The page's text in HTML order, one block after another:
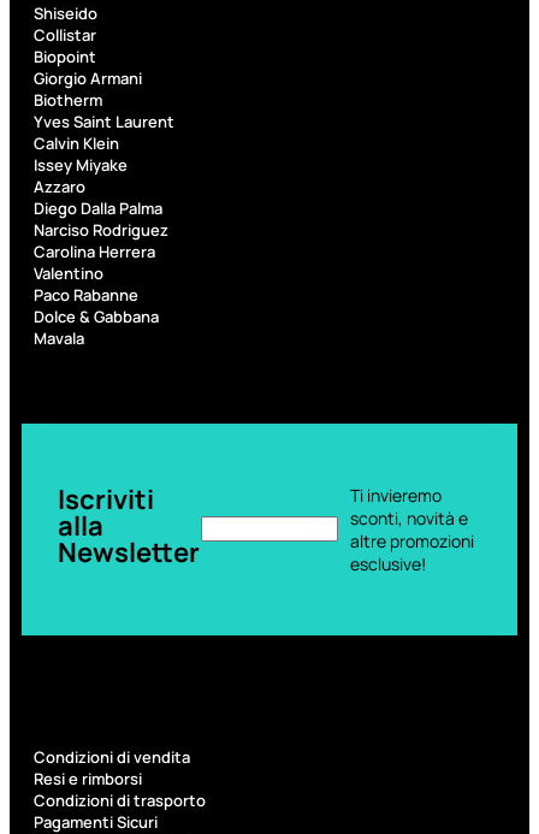
carrello
Shiseido
Collistar
Biopoint
Giorgio Armani
Biotherm
Yves Saint Laurent
Calvin Klein
Issey Miyake
Azzaro
Diego Dalla Palma
Narciso Rodriguez
Carolina Herrera
Valentino
Paco Rabanne
Dolce & Gabbana
Mavala
Iscriviti
alla
Newsletter
Ti invieremo
sconti, novità e
altre promozioni
esclusive!
Condizioni di vendita
Resi e rimborsi
Condizioni di trasporto
Pagamenti Sicuri